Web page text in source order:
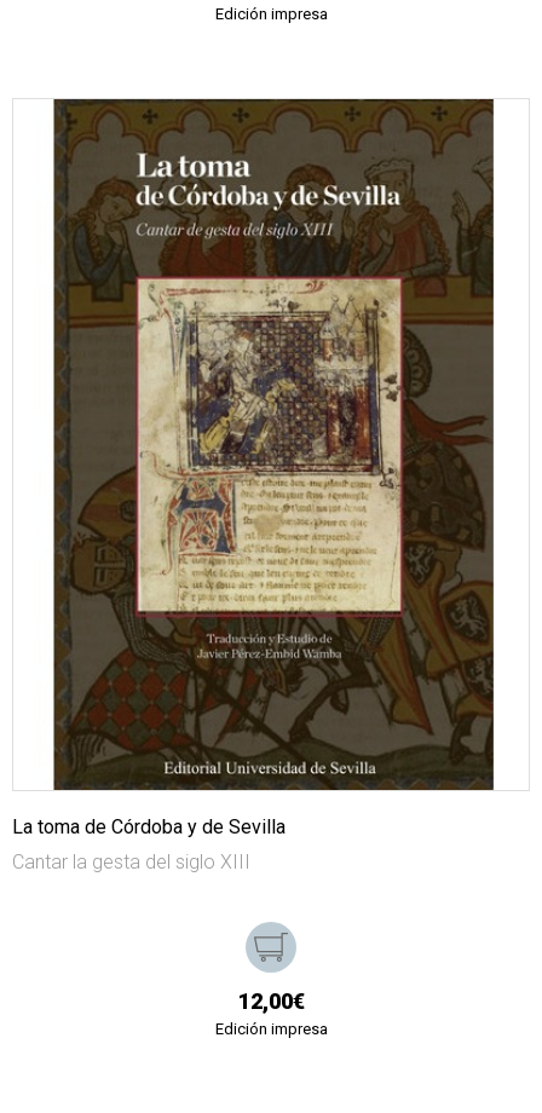
Edición impresa
La toma de Córdoba y de Sevilla
Cantar la gesta del siglo XIII
12,00€
Edición impresa